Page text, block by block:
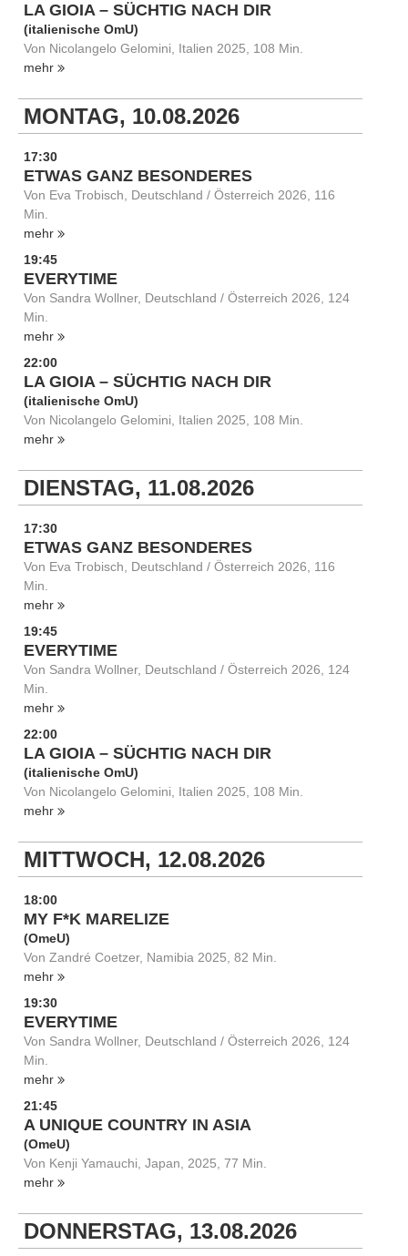
LA GIOIA – SÜCHTIG NACH DIR
(italienische OmU)
Von Nicolangelo Gelomini, Italien 2025, 108 Min.
mehr
MONTAG, 10.08.2026
17:30
ETWAS GANZ BESONDERES
Von Eva Trobisch, Deutschland / Österreich 2026, 116
Min.
mehr
19:45
EVERYTIME
Von Sandra Wollner, Deutschland / Österreich 2026, 124
Min.
mehr
22:00
LA GIOIA – SÜCHTIG NACH DIR
(italienische OmU)
Von Nicolangelo Gelomini, Italien 2025, 108 Min.
mehr
DIENSTAG, 11.08.2026
17:30
ETWAS GANZ BESONDERES
Von Eva Trobisch, Deutschland / Österreich 2026, 116
Min.
mehr
19:45
EVERYTIME
Von Sandra Wollner, Deutschland / Österreich 2026, 124
Min.
mehr
22:00
LA GIOIA – SÜCHTIG NACH DIR
(italienische OmU)
Von Nicolangelo Gelomini, Italien 2025, 108 Min.
mehr
MITTWOCH, 12.08.2026
18:00
MY F*K MARELIZE
(OmeU)
Von Zandré Coetzer, Namibia 2025, 82 Min.
mehr
19:30
EVERYTIME
Von Sandra Wollner, Deutschland / Österreich 2026, 124
Min.
mehr
21:45
A UNIQUE COUNTRY IN ASIA
(OmeU)
Von Kenji Yamauchi, Japan, 2025, 77 Min.
mehr
DONNERSTAG, 13.08.2026